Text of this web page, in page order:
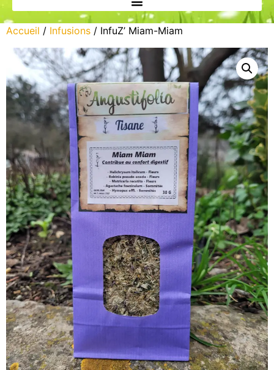
Accueil / Infusions / InfuZ’ Miam-Miam